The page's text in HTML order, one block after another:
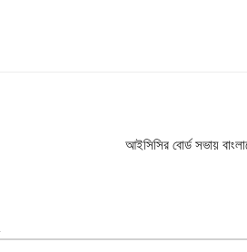
আইসিসির বোর্ড সভায়